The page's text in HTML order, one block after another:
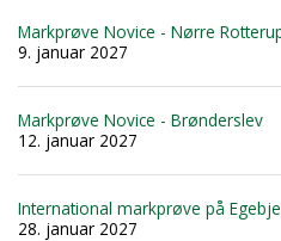
Markprøve Novice - Nørre
9. januar 2027
Markprøve Novice - Brønderslev
12. januar 2027
International markprøve på
28. januar 2027